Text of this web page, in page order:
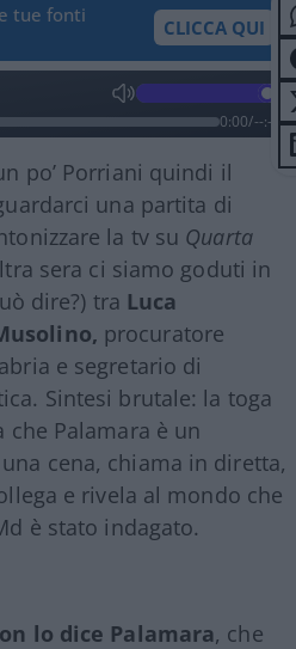
tue fonti
CLICCA QUI
0:00/--:--
po’ Porriani quindi il
una partita di
la tv su Quarta
sera ci siamo goduti in
dire?) tra Luca
procuratore
e segretario di
Sintesi brutale: la toga
Palamara è un
cena, chiama in diretta,
e rivela al mondo che
è stato indagato.
lo dice Palamara, che